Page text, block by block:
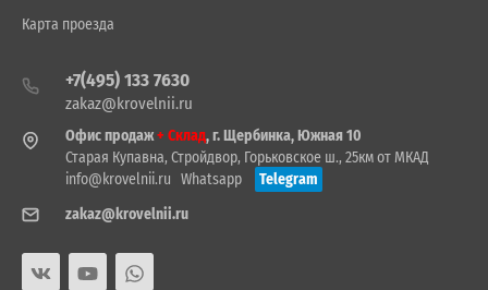
Карта проезда
+7(495) 133 7630
zakaz@krovelnii.ru
Офис продаж+ Склад, г. Щербинка, Южная 10
Старая Купавна, Стройдвор, Горьковское ш., 25км от МКАД
info@krovelnii.ru Whatsapp
Telegram
zakaz@krovelnii.ru